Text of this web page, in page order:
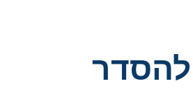
להגיע להסדר